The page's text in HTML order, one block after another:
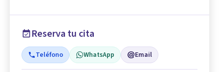
Reserva tu cita
Teléfono WhatsApp Email